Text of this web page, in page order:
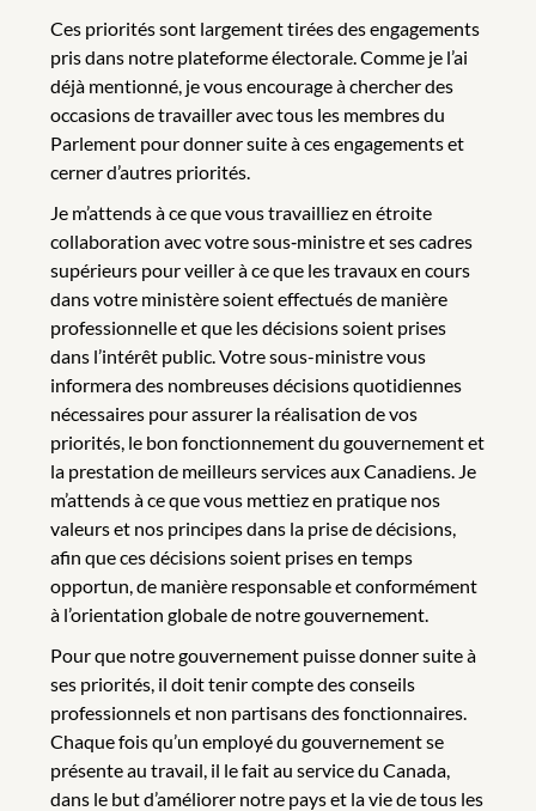
Ces priorités sont largement tirées des engagements
pris dans notre plateforme électorale. Comme je l’ai
déjà mentionné, je vous encourage à chercher des
occasions de travailler avec tous les membres du
Parlement pour donner suite à ces engagements et
cerner d’autres priorités.
Je m’attends à ce que vous travailliez en étroite
collaboration avec votre sous‑ministre et ses cadres
supérieurs pour veiller à ce que les travaux en cours
dans votre ministère soient effectués de manière
professionnelle et que les décisions soient prises
dans l’intérêt public. Votre sous-ministre vous
informera des nombreuses décisions quotidiennes
nécessaires pour assurer la réalisation de vos
priorités, le bon fonctionnement du gouvernement et
la prestation de meilleurs services aux Canadiens. Je
m’attends à ce que vous mettiez en pratique nos
valeurs et nos principes dans la prise de décisions,
afin que ces décisions soient prises en temps
opportun, de manière responsable et conformément
à l’orientation globale de notre gouvernement.
Pour que notre gouvernement puisse donner suite à
ses priorités, il doit tenir compte des conseils
professionnels et non partisans des fonctionnaires.
Chaque fois qu’un employé du gouvernement se
présente au travail, il le fait au service du Canada,
dans le but d’améliorer notre pays et la vie de tous les